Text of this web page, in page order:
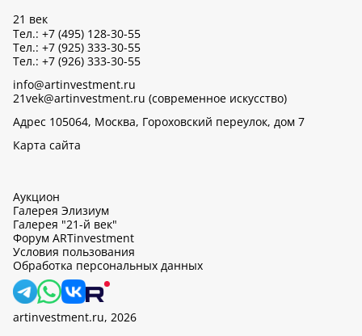
21 век
Тел.: +7 (495) 128-30-55
Тел.: +7 (925) 333-30-55
Тел.: +7 (926) 333-30-55
info@artinvestment.ru
21vek@artinvestment.ru (современное искусство)
Адрес 105064, Москва, Гороховский переулок, дом 7
Карта сайта
Аукцион
Галерея Элизиум
Галерея "21-й век"
Форум ARTinvestment
Условия пользования
Обработка персональных данных
artinvestment.ru, 2026